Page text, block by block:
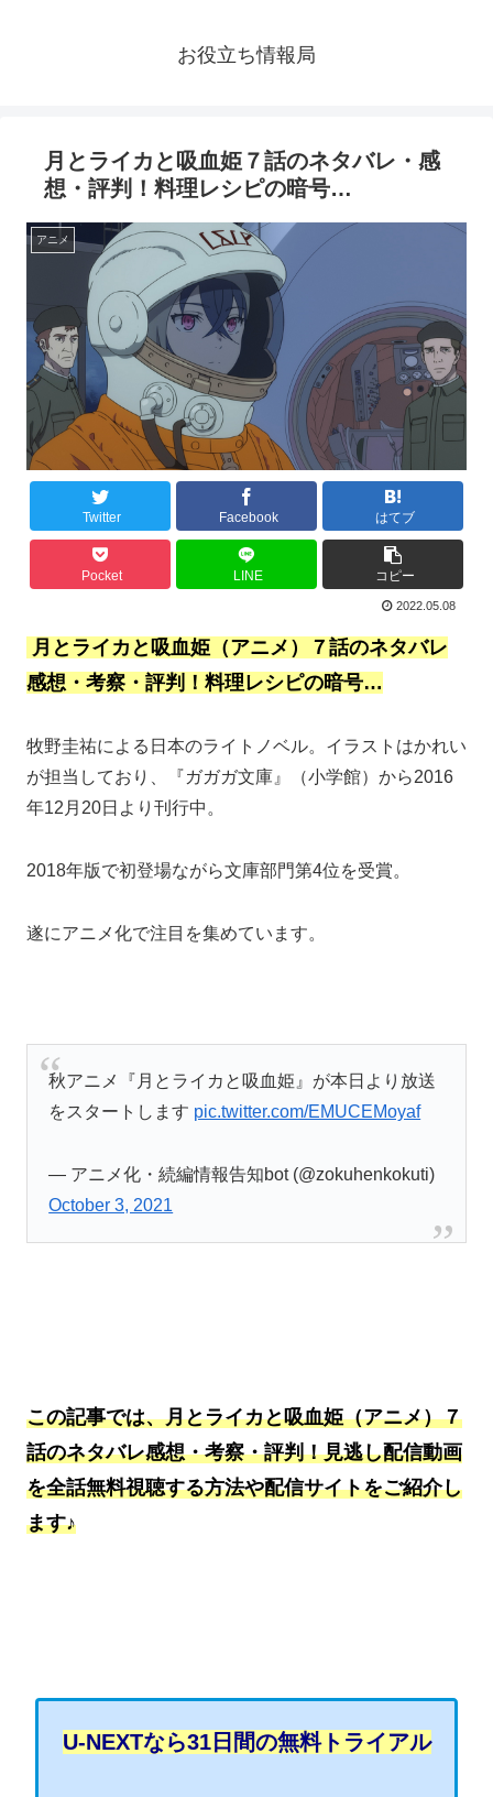
お役立ち情報局
月とライカと吸血姫７話のネタバレ・感
想・評判！料理レシピの暗号…
アニメ
Twitter Facebook はてブ
Pocket LINE コピー
2022.05.08
月とライカと吸血姫（アニメ）７話のネタバレ
感想・考察・評判！料理レシピの暗号…
牧野圭祐による日本のライトノベル。イラストはかれい
が担当しており、『ガガガ文庫』（小学館）から2016
年12月20日より刊行中。
2018年版で初登場ながら文庫部門第4位を受賞。
遂にアニメ化で注目を集めています。
秋アニメ『月とライカと吸血姫』が本日より放送
をスタートします pic.twitter.com/EMUCEMoyaf
— アニメ化・続編情報告知bot (@zokuhenkokuti)
October 3, 2021
この記事では、月とライカと吸血姫（アニメ）７
話のネタバレ感想・考察・評判！見逃し配信動画
を全話無料視聴する方法や配信サイトをご紹介し
ます♪
U-NEXTなら31日間の無料トライアル